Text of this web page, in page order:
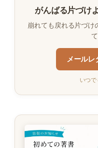
がんばる片づけ
崩れても戻れる片づけ
メールレ
いつ